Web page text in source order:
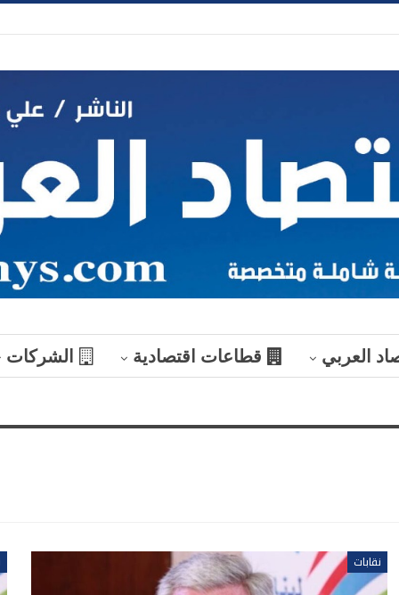
العربي قطاعات اقتصادية الشركات
نقابات